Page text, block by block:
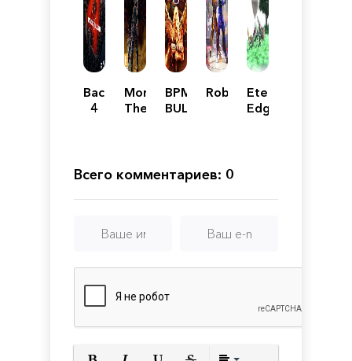
Back
4
Morbid:
The
BPM:
BULLETS
Roboquest
Eternal
Edge
Всего комментариев: 0